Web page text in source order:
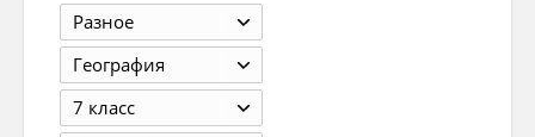
Разное
География
7 класс